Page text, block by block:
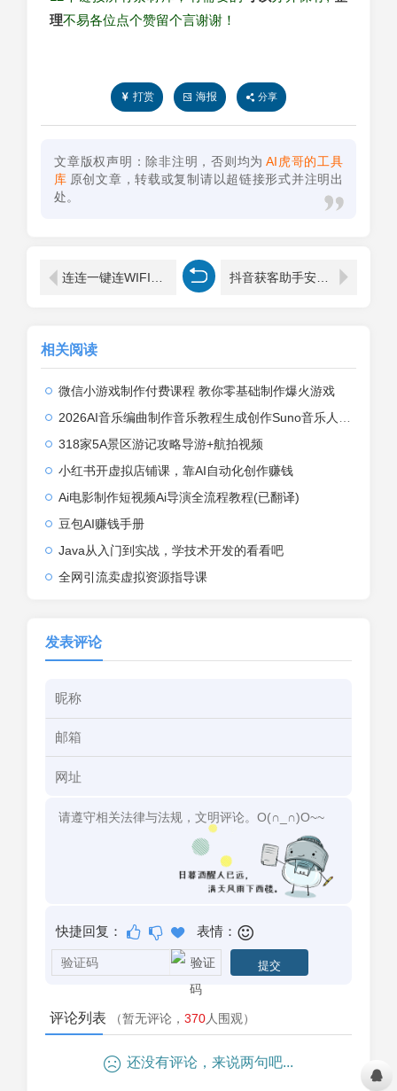
理不易各位点个赞留个言谢谢！
打赏 海报 分享
文章版权声明：除非注明，否则均为 AI虎哥的工具
库 原创文章，转载或复制请以超链接形式并注明出
处。
连连一键连WIFI-一键连接优质网络 抖音获客助手安卓版评论区截流利器不限手机数量无限用精准获粉
相关阅读
微信小游戏制作付费课程 教你零基础制作爆火游戏
2026AI音乐编曲制作音乐教程生成创作Suno音乐人视频课程基础入门
318家5A景区游记攻略导游+航拍视频
小红书开虚拟店铺课，靠AI自动化创作赚钱
Ai电影制作短视频Ai导演全流程教程(已翻译)
豆包AI赚钱手册
Java从入门到实战，学技术开发的看看吧
全网引流卖虚拟资源指导课
发表评论
快捷回复： 表情：
评论列表 （暂无评论， 370人围观）
还没有评论，来说两句吧...